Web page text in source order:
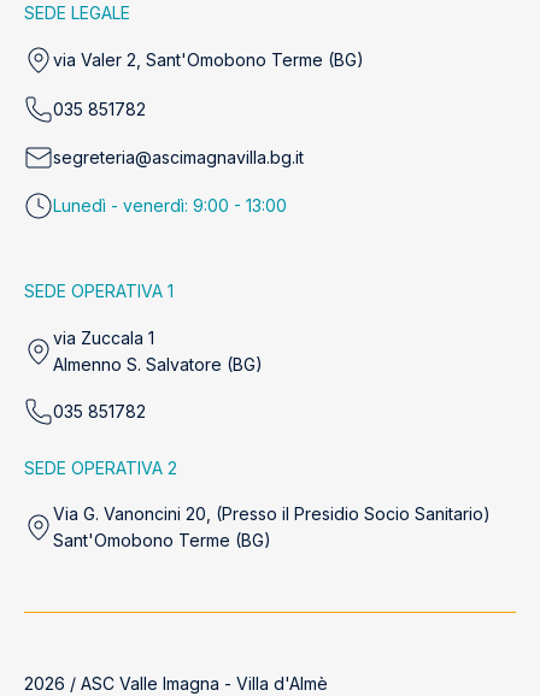
SEDE LEGALE
via Valer 2, Sant'Omobono Terme (BG)
035 851782
segreteria@ascimagnavilla.bg.it
Lunedì - venerdì: 9:00 - 13:00
SEDE OPERATIVA 1
via Zuccala 1
Almenno S. Salvatore (BG)
035 851782
SEDE OPERATIVA 2
Via G. Vanoncini 20, (Presso il Presidio Socio Sanitario)
Sant'Omobono Terme (BG)
2026 / ASC Valle Imagna - Villa d'Almè